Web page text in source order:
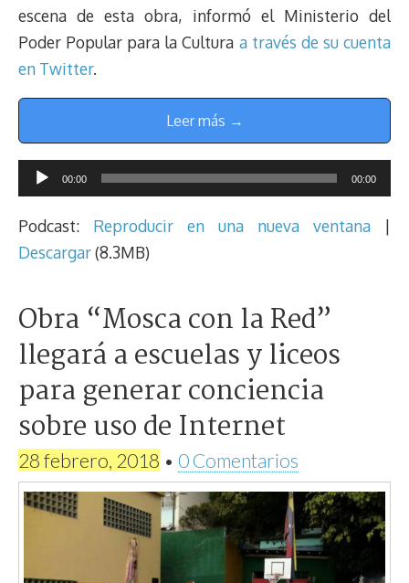
escena de esta obra, informó el Ministerio del
Poder Popular para la Cultura a través de su cuenta
en Twitter.
Leer más →
Reproductor
de
audio
00:00 00:00
Podcast: Reproducir en una nueva ventana |
Descargar(8.3MB)
Obra “Mosca con la Red”
llegará a escuelas y liceos
para generar conciencia
sobre uso de Internet
28 febrero, 2018 • 0 Comentarios